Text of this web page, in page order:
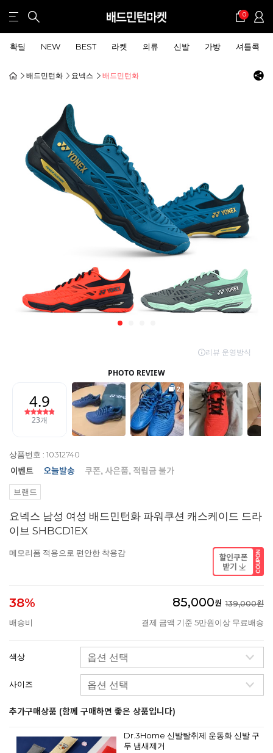
0
확딜 NEW BEST 라켓 의류 신발 가방 셔틀콕
배드민턴화 요넥스 배드민턴화
상품번호 : 10312740
브랜드
요넥스 남성 여성 배드민턴화 파워쿠션 캐스케이드 드라
이브 SHBCD1EX
메모리폼 적용으로 편안한 착용감
38% 85,000원 139,000원
배송비
결제 금액 기준 5만원이상 무료배송
색상
사이즈
추가구매상품 (함께 구매하면 좋은 상품입니다)
Dr.3Home 신발탈취제 운동화 신발 구
두 냄새제거